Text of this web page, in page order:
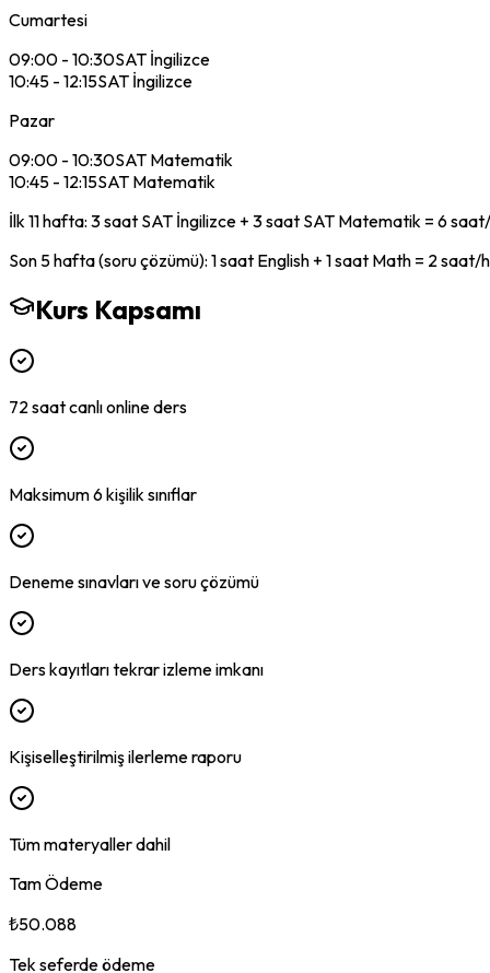
Cumartesi
09:00 - 10:30SAT İngilizce
10:45 - 12:15SAT İngilizce
Pazar
09:00 - 10:30SAT Matematik
10:45 - 12:15SAT Matematik
İlk11hafta: 3 saat SAT İngilizce + 3 saat SAT Matematik = 6
Son 5hafta (soru çözümü): 1 saat English + 1 saat Math = 2 saat/
Kurs Kapsamı
72 saat canlı online ders
Maksimum 6 kişilik sınıflar
Deneme sınavları ve soru çözümü
Ders kayıtları tekrar izleme imkanı
Kişiselleştirilmiş ilerleme raporu
Tüm materyaller dahil
Tam Ödeme
₺50.088
Tek seferde ödeme